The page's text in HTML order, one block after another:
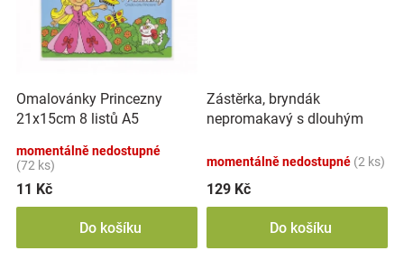
Omalovánky Princezny
21x15cm 8 listů A5
momentálně nedostupné
(72 ks)
11 Kč
Do košíku
Zástěrka, bryndák
nepromakavý s dlouhým
momentálně nedostupné (2 ks)
129 Kč
Do košíku